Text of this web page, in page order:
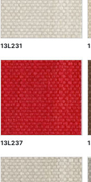
13L231
13L237